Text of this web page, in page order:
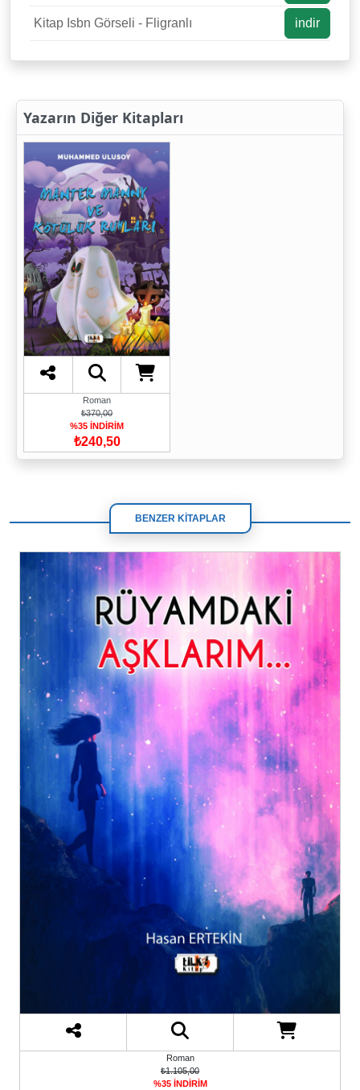
Kitap Isbn Görseli - Fligranlı indir
Yazarın Diğer Kitapları
Roman
₺370,00
%35 İNDİRİM
₺240,50
BENZER KİTAPLAR
Roman
₺1.105,00
%35 İNDİRİM